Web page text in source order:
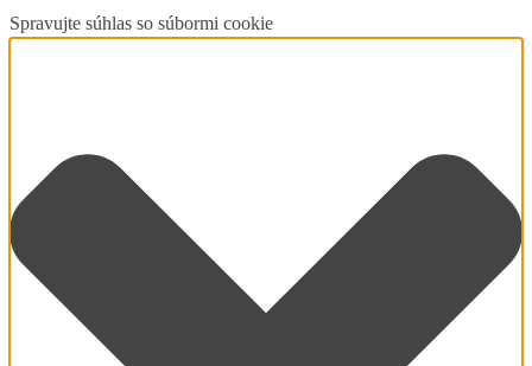
Spravujte súhlas so súbormi cookie